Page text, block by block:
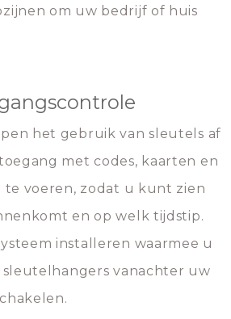
om uw bedrijf of huis
het gebruik van sleutels af
met codes, kaarten en
te voeren, zodat u kunt zien
en op welk tijdstip.
installeren waarmee u
sleutelhangers vanachter uw